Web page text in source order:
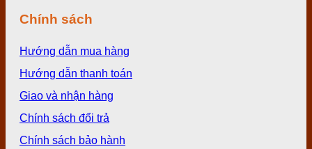
Chính sách
Hướng dẫn mua hàng
Hướng dẫn thanh toán
Giao và nhận hàng
Chính sách đổi trả
Chính sách bảo hành